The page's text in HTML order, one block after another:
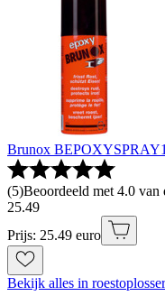
Brunox
(5)Beoordeeld met 4.0 van
25.49
Prijs: 25.49 euro
Bekijk alles in roestoplosser